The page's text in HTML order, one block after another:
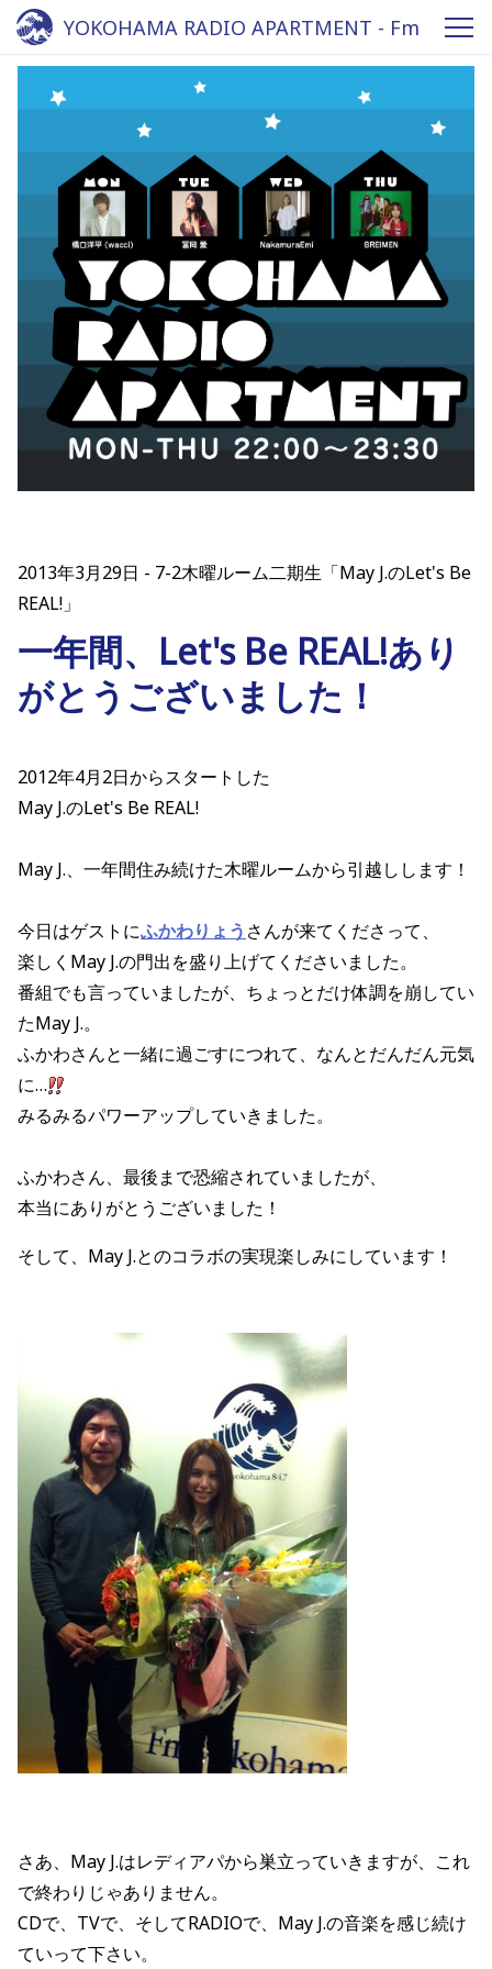
YOKOHAMA RADIO APARTMENT - Fm
yokohama 84.7
2013年3月29日
7-2木曜ルーム二期生「May J.のLet's Be
REAL!」
一年間、Let's Be REAL!あり
がとうございました！
2012年4月2日からスタートした
May J.のLet's Be REAL!
May J.、一年間住み続けた木曜ルームから引越しします！
今日はゲストにふかわりょう さんが来てくださって、
楽しくMay J.の門出を盛り上げてくださいました。
番組でも言っていましたが、ちょっとだけ体調を崩してい
たMay J.。
ふかわさんと一緒に過ごすにつれて、なんとだんだん元気
に…
みるみるパワーアップしていきました。
ふかわさん、最後まで恐縮されていましたが、
本当にありがとうございました！
そして、May J.とのコラボの実現楽しみにしています！
さあ、May J.はレディアパから巣立っていきますが、これ
で終わりじゃありません。
CDで、TVで、そしてRADIOで、May J.の音楽を感じ続け
ていって下さい。